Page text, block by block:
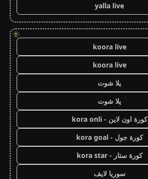
yalla live
!
koora live
koora live
يلا شوت
يلا شوت
كورة اون لاين - kora onli
كورة جول - kora goal
كورة ستار - kora star
سوريا لايف